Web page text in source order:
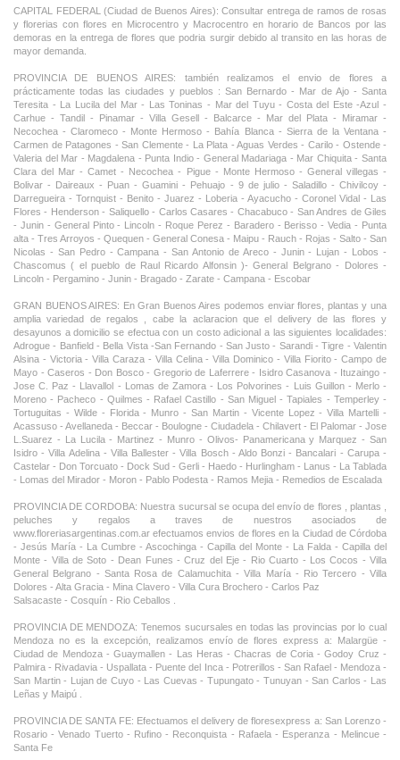
CAPITAL FEDERAL (Ciudad de Buenos Aires): Consultar entrega de ramos de rosas
y florerias con flores en Microcentro y Macrocentro en horario de Bancos por las
demoras en la entrega de flores que podria surgir debido al transito en las horas de
mayor demanda.
PROVINCIA DE BUENOS AIRES: también realizamos el envio de flores a
prácticamente todas las ciudades y pueblos : San Bernardo - Mar de Ajo - Santa
Teresita - La Lucila del Mar - Las Toninas - Mar del Tuyu - Costa del Este -Azul -
Carhue - Tandil - Pinamar - Villa Gesell - Balcarce - Mar del Plata - Miramar -
Necochea - Claromeco - Monte Hermoso - Bahía Blanca - Sierra de la Ventana -
Carmen de Patagones - San Clemente - La Plata - Aguas Verdes - Carilo - Ostende -
Valeria del Mar - Magdalena - Punta Indio - General Madariaga - Mar Chiquita - Santa
Clara del Mar - Camet - Necochea - Pigue - Monte Hermoso - General villegas -
Bolivar - Daireaux - Puan - Guamini - Pehuajo - 9 de julio - Saladillo - Chivilcoy -
Darregueira - Tornquist - Benito - Juarez - Loberia - Ayacucho - Coronel Vidal - Las
Flores - Henderson - Saliquello - Carlos Casares - Chacabuco - San Andres de Giles
- Junin - General Pinto - Lincoln - Roque Perez - Baradero - Berisso - Vedia - Punta
alta - Tres Arroyos - Quequen - General Conesa - Maipu - Rauch - Rojas - Salto - San
Nicolas - San Pedro - Campana - San Antonio de Areco - Junin - Lujan - Lobos -
Chascomus ( el pueblo de Raul Ricardo Alfonsin )- General Belgrano - Dolores -
Lincoln - Pergamino - Junin - Bragado - Zarate - Campana - Escobar
GRAN BUENOS AIRES: En Gran Buenos Aires podemos enviar flores, plantas y una
amplia variedad de regalos , cabe la aclaracion que el delivery de las flores y
desayunos a domicilio se efectua con un costo adicional a las siguientes localidades:
Adrogue - Banfield - Bella Vista -San Fernando - San Justo - Sarandi - Tigre - Valentin
Alsina - Victoria - Villa Caraza - Villa Celina - Villa Dominico - Villa Fiorito - Campo de
Mayo - Caseros - Don Bosco - Gregorio de Laferrere - Isidro Casanova - Ituzaingo -
Jose C. Paz - Llavallol - Lomas de Zamora - Los Polvorines - Luis Guillon - Merlo -
Moreno - Pacheco - Quilmes - Rafael Castillo - San Miguel - Tapiales - Temperley -
Tortuguitas - Wilde - Florida - Munro - San Martin - Vicente Lopez - Villa Martelli -
Acassuso - Avellaneda - Beccar - Boulogne - Ciudadela - Chilavert - El Palomar - Jose
L.Suarez - La Lucila - Martinez - Munro - Olivos- Panamericana y Marquez - San
Isidro - Villa Adelina - Villa Ballester - Villa Bosch - Aldo Bonzi - Bancalari - Carupa -
Castelar - Don Torcuato - Dock Sud - Gerli - Haedo - Hurlingham - Lanus - La Tablada
- Lomas del Mirador - Moron - Pablo Podesta - Ramos Mejia - Remedios de Escalada
PROVINCIA DE CORDOBA: Nuestra sucursal se ocupa del envío de flores , plantas ,
peluches y regalos a traves de nuestros asociados de
www.floreriasargentinas.com.ar efectuamos envios de flores en la Ciudad de Córdoba
- Jesús María - La Cumbre - Ascochinga - Capilla del Monte - La Falda - Capilla del
Monte - Villa de Soto - Dean Funes - Cruz del Eje - Rio Cuarto - Los Cocos - Villa
General Belgrano - Santa Rosa de Calamuchita - Villa María - Rio Tercero - Villa
Dolores - Alta Gracia - Mina Clavero - Villa Cura Brochero - Carlos Paz
Salsacaste - Cosquín - Rio Ceballos .
PROVINCIA DE MENDOZA: Tenemos sucursales en todas las provincias por lo cual
Mendoza no es la excepción, realizamos envío de flores express a: Malargüe -
Ciudad de Mendoza - Guaymallen - Las Heras - Chacras de Coria - Godoy Cruz -
Palmira - Rivadavia - Uspallata - Puente del Inca - Potrerillos - San Rafael - Mendoza -
San Martin - Lujan de Cuyo - Las Cuevas - Tupungato - Tunuyan - San Carlos - Las
Leñas y Maipú .
PROVINCIA DE SANTA FE: Efectuamos el delivery de floresexpress a: San Lorenzo -
Rosario - Venado Tuerto - Rufino - Reconquista - Rafaela - Esperanza - Melincue -
Santa Fe